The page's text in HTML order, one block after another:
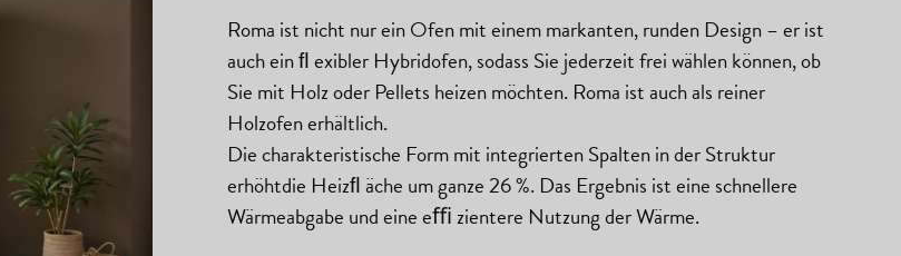
Roma ist nicht nur ein Ofen mit einem markanten, runden Design – er ist
auch ein ﬂ exibler Hybridofen, sodass Sie jederzeit frei wählen können, ob
Sie mit Holz oder Pellets heizen möchten. Roma ist auch als reiner
Holzofen erhältlich.
Die charakteristische Form mit integrierten Spalten in der Struktur
erhöhtdie Heizﬂ äche um ganze 26 %. Das Ergebnis ist eine schnellere
Wärmeabgabe und eine eﬃ zientere Nutzung der Wärme.